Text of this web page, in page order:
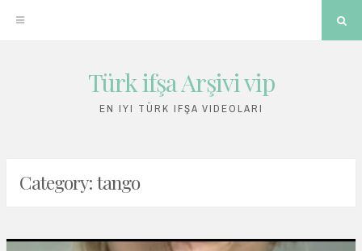
Türk ifşa Arşivi vip
EN IYI TÜRK IFŞA VIDEOLARI
Category:tango